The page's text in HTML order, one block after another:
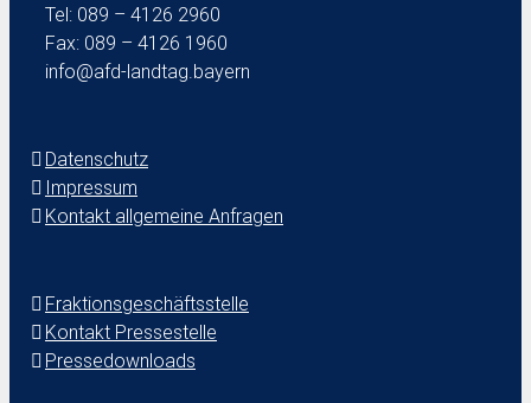
Tel: 089 – 4126 2960
Fax: 089 – 4126 1960
info@afd-landtag.bayern
Datenschutz
Impressum
Kontakt allgemeine Anfragen
Fraktionsgeschäftsstelle
Kontakt Pressestelle
Pressedownloads